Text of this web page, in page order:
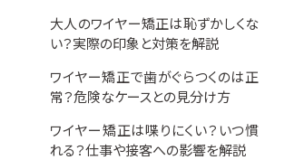
大人のワイヤー矯正は恥ずかしくな
い？実際の印象と対策を解説
ワイヤー矯正で歯がぐらつくのは正
常？危険なケースとの見分け方
ワイヤー矯正は喋りにくい？いつ慣
れる？仕事や接客への影響を解説